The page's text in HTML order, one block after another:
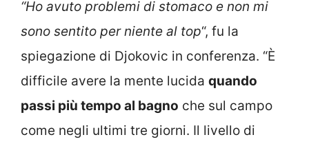
“Ho avuto problemi di stomaco e non mi
sono sentito per niente al top“, fu la
spiegazione di Djokovic in conferenza. “È
difficile avere la mente lucida quando
passi più tempo al bagno che sul campo
come negli ultimi tre giorni. Il livello di